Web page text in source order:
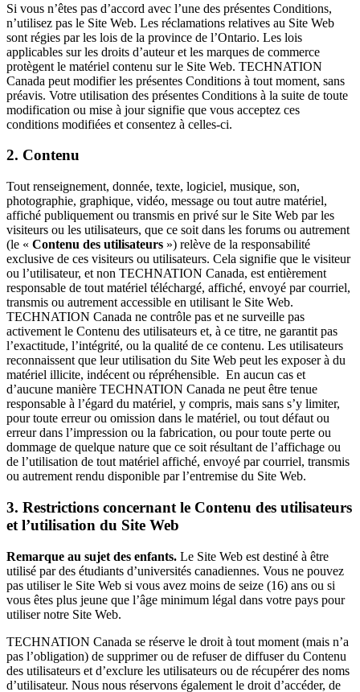
Si vous n’êtes pas d’accord avec l’une des présentes Conditions,
n’utilisez pas le Site Web. Les réclamations relatives au Site Web
sont régies par les lois de la province de l’Ontario. Les lois
applicables sur les droits d’auteur et les marques de commerce
protègent le matériel contenu sur le Site Web. TECHNATION
Canada peut modifier les présentes Conditions à tout moment, sans
préavis. Votre utilisation des présentes Conditions à la suite de toute
modification ou mise à jour signifie que vous acceptez ces
conditions modifiées et consentez à celles-ci.
2. Contenu
Tout renseignement, donnée, texte, logiciel, musique, son,
photographie, graphique, vidéo, message ou tout autre matériel,
affiché publiquement ou transmis en privé sur le Site Web par les
visiteurs ou les utilisateurs, que ce soit dans les forums ou autrement
(le « Contenu des utilisateurs ») relève de la responsabilité
exclusive de ces visiteurs ou utilisateurs. Cela signifie que le visiteur
ou l’utilisateur, et non TECHNATION Canada, est entièrement
responsable de tout matériel téléchargé, affiché, envoyé par courriel,
transmis ou autrement accessible en utilisant le Site Web.
TECHNATION Canada ne contrôle pas et ne surveille pas
activement le Contenu des utilisateurs et, à ce titre, ne garantit pas
l’exactitude, l’intégrité, ou la qualité de ce contenu. Les utilisateurs
reconnaissent que leur utilisation du Site Web peut les exposer à du
matériel illicite, indécent ou répréhensible. En aucun cas et
d’aucune manière TECHNATION Canada ne peut être tenue
responsable à l’égard du matériel, y compris, mais sans s’y limiter,
pour toute erreur ou omission dans le matériel, ou tout défaut ou
erreur dans l’impression ou la fabrication, ou pour toute perte ou
dommage de quelque nature que ce soit résultant de l’affichage ou
de l’utilisation de tout matériel affiché, envoyé par courriel, transmis
ou autrement rendu disponible par l’entremise du Site Web.
3. Restrictions concernant le Contenu des utilisateurs
et l’utilisation du Site Web
Remarque au sujet des enfants. Le Site Web est destiné à être
utilisé par des étudiants d’universités canadiennes. Vous ne pouvez
pas utiliser le Site Web si vous avez moins de seize (16) ans ou si
vous êtes plus jeune que l’âge minimum légal dans votre pays pour
utiliser notre Site Web.
TECHNATION Canada se réserve le droit à tout moment (mais n’a
pas l’obligation) de supprimer ou de refuser de diffuser du Contenu
des utilisateurs et d’exclure les utilisateurs ou de récupérer des noms
d’utilisateur. Nous nous réservons également le droit d’accéder, de